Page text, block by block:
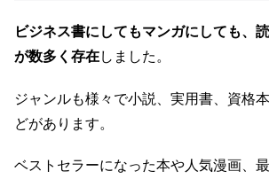
ビジネス書にしてもマンガにしても、
が数多く存在しました。
ジャンルも様々で小説、実用書、資格
どがあります。
ベストセラーになった本や人気漫画、